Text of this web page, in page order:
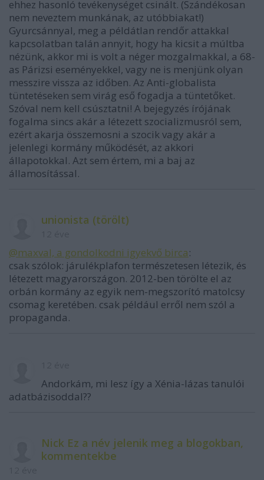
ehhez hasonló tevékenységet csinált. (Szándékosan
nem neveztem munkának, az utóbbiakat!)
Gyurcsánnyal, meg a példátlan rendőr attakkal
kapcsolatban talán annyit, hogy ha kicsit a múltba
nézünk, akkor mi is volt a néger mozgalmakkal, a 68-
as Párizsi eseményekkel, vagy ne is menjünk olyan
messzire vissza az időben. Az Anti-globalista
tüntetéseken sem virág eső fogadja a tüntetőket.
Szóval nem kell csúsztatni! A bejegyzés írójának
fogalma sincs akár a létezett szocializmusról sem,
ezért akarja összemosni a szocik vagy akár a
jelenlegi kormány működését, az akkori
állapotokkal. Azt sem értem, mi a baj az
államosítással.
unionista (törölt)
@maxval, a gondolkodni igyekvő birca:
csak szólok: járulékplafon természetesen létezik, és
létezett magyarországon. 2012-ben törölte el az
orbán kormány az egyik nem-megszorító matolcsy
csomag keretében. csak például erről nem szól a
propaganda.
Andorkám, mi lesz így a Xénia-lázas tanulói
adatbázisoddal??
Nick Ez a név jelenik meg a blogokban,
kommentekbe